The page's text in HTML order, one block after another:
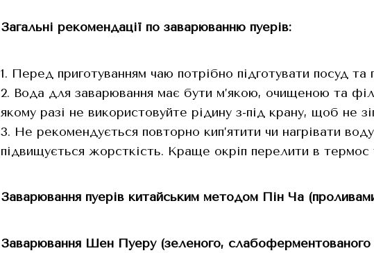
Загальні рекомендації по заварюванню пуерів:
1. Перед приготуванням чаю потрібно підготувати посуд
2. Вода для заварювання має бути м’якою, очищеною та
якому разі не використовуйте рідину з-під крану, щоб не
3. Не рекомендується повторно кип’ятити чи нагрівати
підвищується жорсткість. Краще окріп перелити в
Заварювання пуерів китайським методом Пін Ча
Заварювання Шен Пуеру (зеленого, слабоферментованого